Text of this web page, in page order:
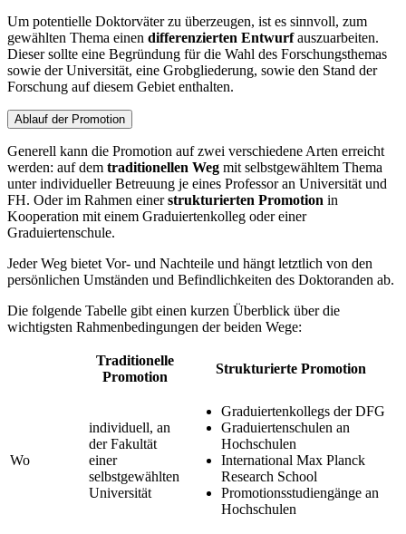
Um potentielle Doktorväter zu überzeugen, ist es sinnvoll, zum
gewählten Thema einen differenzierten Entwurfauszuarbeiten.
Dieser sollte eine Begründung für die Wahl des Forschungsthemas
sowie der Universität, eine Grobgliederung, sowie den Stand der
Forschung auf diesem Gebiet enthalten.
Ablauf der Promotion
Generell kann die Promotion auf zwei verschiedene Arten erreicht
werden: auf dem traditionellen Weg mit selbstgewähltem Thema
unter individueller Betreuung je eines Professor an Universität und
FH. Oder im Rahmen einerstrukturierten Promotion in
Kooperation mit einem Graduiertenkolleg oder einer
Graduiertenschule.
Jeder Weg bietet Vor- und Nachteile und hängt letztlich von den
persönlichen Umständen und Befindlichkeiten des Doktoranden ab.
Die folgende Tabelle gibt einen kurzen Überblick über die
wichtigsten Rahmenbedingungen der beiden Wege:
Traditionelle
Promotion
Strukturierte Promotion
Wo
individuell, an
der Fakultät
einer
selbstgewählten
Universität
Graduiertenkollegs der DFG
Graduiertenschulen an
Hochschulen
International Max Planck
Research School
Promotionsstudiengänge an
Hochschulen